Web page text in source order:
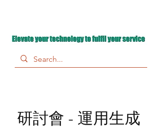
研討會 - 運用生成